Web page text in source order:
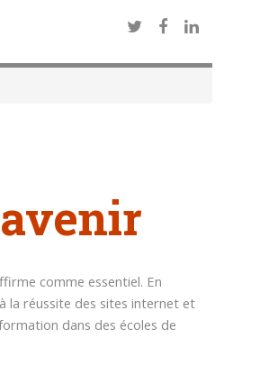
comme essentiel. En
la réussite des sites internet et
dans des écoles de